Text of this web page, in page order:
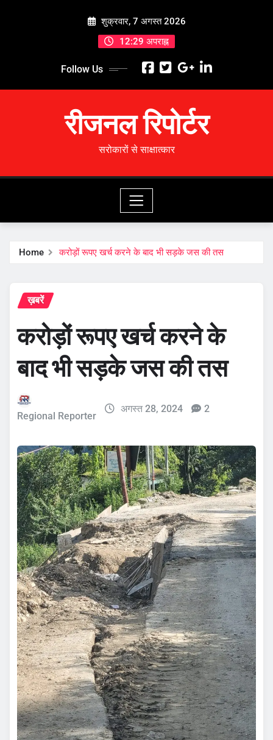
शुक्रवार, 7 अगस्त 2026
12:29 अपराह्न
Follow Us
रीजनल रिपोर्टर
सरोकारों से साक्षात्कार
Home करोड़ों रूपए खर्च करने के बाद भी सड़के जस की तस
ख़बरें
करोड़ों रूपए खर्च करने के
बाद भी सड़के जस की तस
Regional Reporter
अगस्त 28, 2024 2